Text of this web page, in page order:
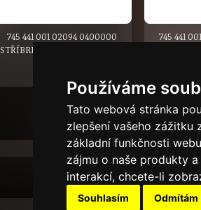
Používáme
Tato webová stránka
zlepšení vašeho zážitku
základní funkčnosti webu
zájmu o naše produkty
interakcí, chcete-li
Souhlasím Odmítám
745 441 001 02094 0400000
STŘÍBRNÝ PŘÍVĚSEK DVOJITÉ
745 441
|2 | 3 |4 |5 |